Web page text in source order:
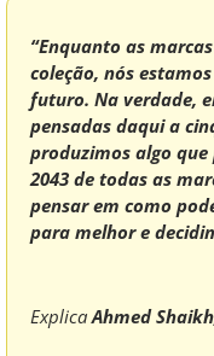
“Enquanto as
coleção, nós
futuro. Na verdade,
pensadas daqui a
produzimos algo
2043 de todas as
pensar em como
para melhor e
Explica Ahmed